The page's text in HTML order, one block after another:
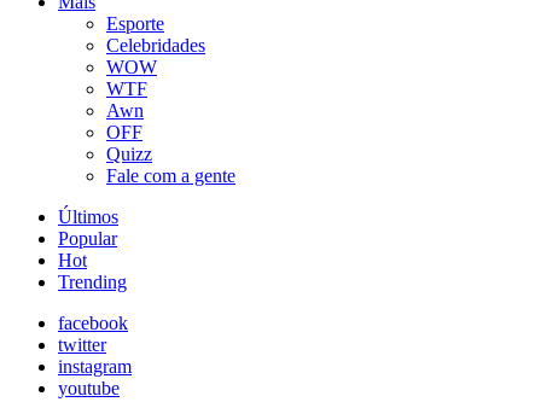
Esporte
Celebridades
WOW
WTF
Awn
OFF
Quizz
Fale com a gente
Últimos
Popular
Hot
Trending
facebook
twitter
instagram
youtube